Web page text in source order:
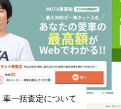
車一括査定について